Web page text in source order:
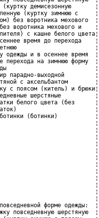
демисезонную       ¦
(куртку зимнюю с     ¦
воротника мехового  ¦
воротника мехового и    ¦
с кашне белого цвета¦
время до перехода    ¦
летнюю                       ¦
одежды и в осеннее время  ¦
на зимнюю форму  ¦
¦одежды                          ¦
парадно-выходной         ¦
с аксельбантом        ¦
с поясом (китель) и брюки¦
шерстяные          ¦
белого цвета (без      ¦
¦
(ботинки)           ¦
¦
¦                                ¦
¦                                ¦
¦                                ¦
¦                                ¦
¦                                ¦
¦                                ¦
¦                                ¦
¦                                ¦
¦
¦
¦
форме одежды:  ¦
повседневную шерстяную  ¦